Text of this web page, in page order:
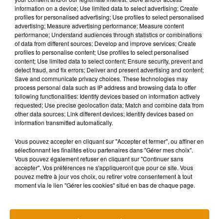
atteindre neuf mètres de long.
Ce ver parasite peut en effet se transmettre en mangeant de
information on a device; Use limited data to select advertising; Create
profiles for personalised advertising; Use profiles to select personalised
advertising; Measure advertising performance; Measure content
performance; Understand audiences through statistics or combinations
of data from different sources; Develop and improve services; Create
profiles to personalise content; Use profiles to select personalised
content; Use limited data to select content; Ensure security, prevent and
detect fraud, and fix errors; Deliver and present advertising and content;
Save and communicate privacy choices. These technologies may
process personal data such as IP address and browsing data to offer
following functionalities: Identify devices based on information actively
requested; Use precise geolocation data; Match and combine data from
other data sources; Link different devices; Identify devices based on
information transmitted automatically.
Vous pouvez accepter en cliquant sur "Accepter et fermer", ou affiner en
sélectionnant les finalités et/ou partenaires dans "Gérer mes choix".
Vous pouvez également refuser en cliquant sur "Continuer sans
accepter". Vos préférences ne s'appliqueront que pour ce site. Vous
pouvez mettre à jour vos choix, ou retirer votre consentement à tout
moment via le lien "Gérer les cookies" situé en bas de chaque page.